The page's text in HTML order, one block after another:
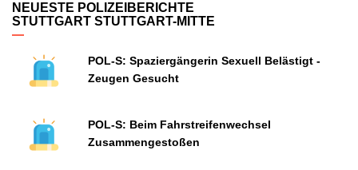
NEUESTE POLIZEIBERICHTE
STUTTGART STUTTGART-MITTE
POL-S: Spaziergängerin Sexuell Belästigt -
Zeugen Gesucht
POL-S: Beim Fahrstreifenwechsel
Zusammengestoßen